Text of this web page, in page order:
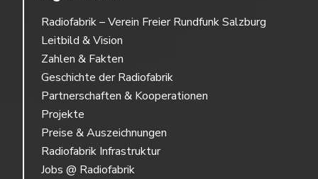
Radiofabrik – Verein Freier Rundfunk Salzburg
Leitbild & Vision
Zahlen & Fakten
Geschichte der Radiofabrik
Partnerschaften & Kooperationen
Projekte
Preise & Auszeichnungen
Radiofabrik Infrastruktur
Jobs @ Radiofabrik